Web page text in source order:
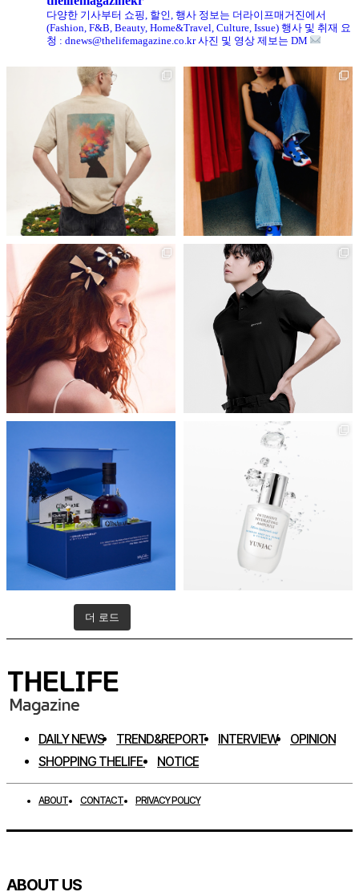
다양한 기사부터 쇼핑, 할인, 행사 정보는 더라이프매거진에서
(Fashion, F&B, Beauty, Home&Travel, Culture, Issue) 행사 및 취재 요
청 : dnews@thelifemagazine.co.kr사진 및 영상 제보는 DM
더 로드
DAILY NEWS TREND&REPORT INTERVIEW
OPINION
SHOPPING THELIFE
NOTICE
ABOUT CONTACT PRIVACY POLICY
ABOUT US